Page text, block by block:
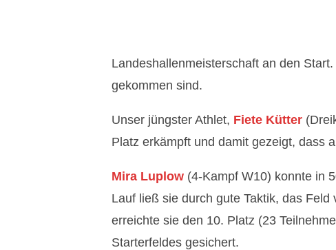
M
e
h
k
a
Landeshallenmeisterschaft an den
gekommen sind.
Unser jüngster Athlet, Fiete Kütter
Platz erkämpft und damit gezeigt, dass
Mira Luplow (4-Kampf W10) konnte in
Lauf ließ sie durch gute Taktik, das
erreichte sie den 10. Platz (23
Starterfeldes gesichert.